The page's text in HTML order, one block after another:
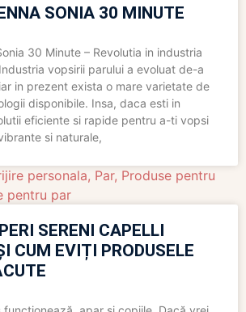
SONIA 30 MINUTE
30 Minute – Revolutia in industria
vopsirii parului a evoluat de-a
in prezent exista o mare varietate de
disponibile. Insa, daca esti in
eficiente si rapide pentru a-ti vopsi
si naturale,
personala, Par, Produse pentru
pentru par
SERENI CAPELLI
CUM EVIȚI PRODUSELE